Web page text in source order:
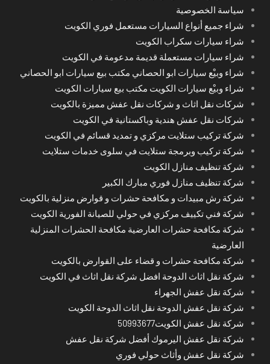
سياسة الخصوصية
شراء جميع أنواع السيارات مستعمل فوري الكويت
شراء سيارات سكراب الكويت
شراء سيارات مستعملة قديمة مدعومة في الكويت
شراء وبيْع سيارات ابو الحصاني مكتب بيع سيارات ابو الحصاني
شراء وبيْع سيارات الكويت مكتب بيع سيارات الكويت
شركات نقل اثاث و شركات نقل عفش مميزة بالكويت
شركات نقل عفش هندية وباكستانية في الكويت
شركة تركيب ستلايت مركزي و تمديد قسائم في الكويت
شركة تركيب وبرمجة ستلايت في سلوى خدمات ستلايت
شركة تنظيف منازل الكويت
شركة تنظيف منازل فوري مبارك الكبير
شركة رش مبيدات و مكافحة حشرات و قوارض منزلية بالكويت
شركة فني تكييف مركزي في حولي للصيانة الفورية الكويت
شركة مكافحة حشرات العارضية مكافحة الحشرات المنزلية
العارضية
شركة مكافحة حشرات و قضاء على القوارض بالكويت
شركة نقل اثاث الدوحة افضل شركة نقل اثاث في الكويت
شركة نقل عفش الجهراء
شركة نقل عفش الدوحة نقل اثاث الدوحة الكويت
شركة نقل عفش الكويت50993677
شركة نقل عفش اليرموك أفضل شركة نقل عفش
شركة نقل عفش وأثاث حولي فوري